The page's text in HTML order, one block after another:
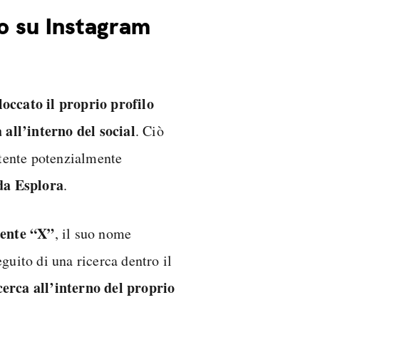
su Instagram
il proprio profilo
all’interno del social. Ciò
potenzialmente
Esplora.
“X”, il suo nome
di una ricerca dentro il
all’interno del proprio